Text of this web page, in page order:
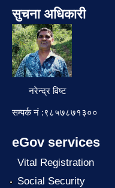
सुचना अधिकारी
नरेन्द्र विष्ट
सम्पर्क नं :९८५७८७१३००
eGov services
Vital Registration
Social Security